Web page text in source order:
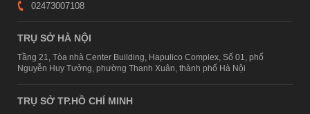
02473007108
TRỤ SỞ HÀ NỘI
Tầng 21, Tòa nhà Center Building, Hapulico Complex, Số 01, phố
Nguyễn Huy Tưởng, phường Thanh Xuân, thành phố Hà Nội
TRỤ SỞ TP.HỒ CHÍ MINH